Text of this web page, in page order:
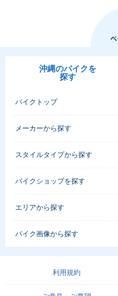
沖縄のバイクを
探す
バイクトップ
メーカーから探す
スタイルタイプから探す
バイクショップを探す
エリアから探す
バイク画像から探す
利用規約